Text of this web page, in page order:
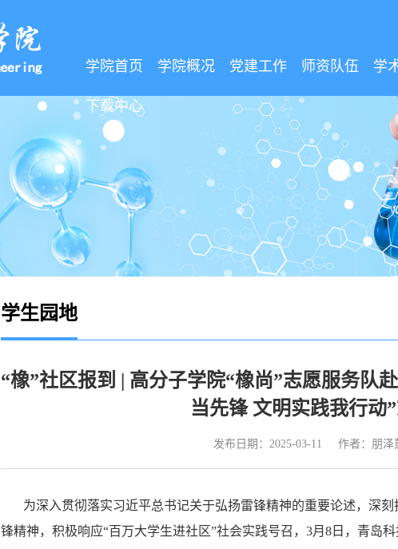
学院首页 学院概况 党建工作 师资队伍 学
下载中心
学生园地
“橡”社区报到 | 高分子学院“橡尚”志愿服务队
当先锋 文明实践我行动
发布日期：2025-03-11 作者：朋泽
为深入贯彻落实习近平总书记关于弘扬雷锋精神的重要论述，深
锋精神，积极响应“百万大学生进社区”社会实践号召，3月8日，青岛